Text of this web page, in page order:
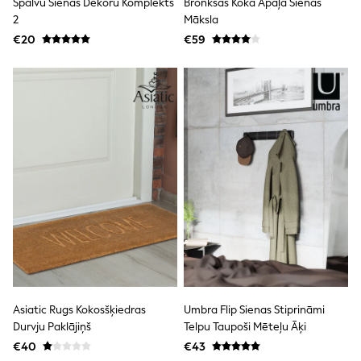
Dresses
Sliders
Linen Collection
Sun Hats & Caps
Sunglasses
Men's Holiday Shop
All Swimwear
Accessories
Bags & Luggage
Footwear
Hats
Linen Collection
Loafers
Sandals & Flipflops
Shirts
Shorts
2
€20
Māksla
€59
Asiatic Rugs Kokosšķiedras
Durvju Paklājiņš
€40
Umbra Flip Sienas Stiprināmi
Telpu Taupoši Mēteļu Āķi
€43